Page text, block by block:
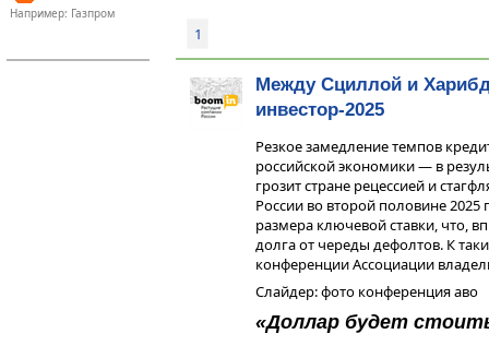
Например: Газпром
1
Между Сциллой и
инвестор-2025
Резкое замедление темпов
российской экономики — в
грозит стране рецессией и
России во второй половине
размера ключевой ставки, что,
долга от череды дефолтов. К
конференции Ассоциации
Слайдер: фото конференция аво
«Доллар будет